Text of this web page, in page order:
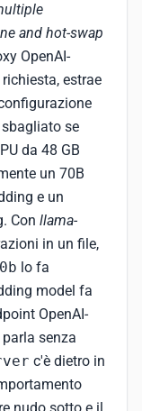
and hot-swap
OpenAI-
estrae
se
da 48 GB
un 70B
e un
Con llama-
in un file,
lo fa
model fa
OpenAI-
senza
c'è dietro in